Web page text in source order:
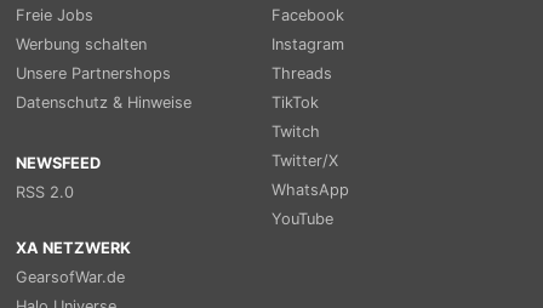
Freie Jobs
Werbung schalten
Unsere Partnershops
Datenschutz & Hinweise
NEWSFEED
RSS 2.0
Facebook
Instagram
Threads
TikTok
Twitch
Twitter/X
WhatsApp
YouTube
XA NETZWERK
GearsofWar.de